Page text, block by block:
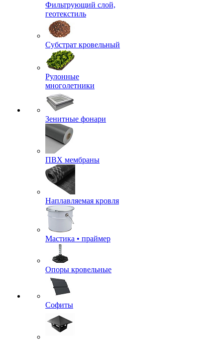
Фильтрующий слой,
геотекстиль
Субстрат кровельный
Рулонные
многолетники
Зенитные фонари
ПВХ мембраны
Наплавляемая кровля
Мастика • праймер
Опоры кровельные
Софиты